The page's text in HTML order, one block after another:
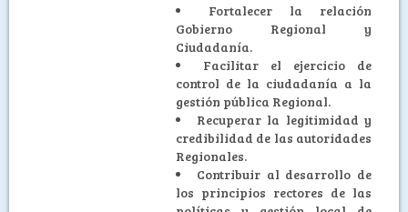
Fortalecer la relación
Gobierno Regional y
Ciudadanía.
Facilitar el ejercicio de
control de la ciudadanía a la
gestión pública Regional.
Recuperar la legitimidad y
credibilidad de las autoridades
Regionales.
Contribuir al desarrollo de
los principios rectores de las